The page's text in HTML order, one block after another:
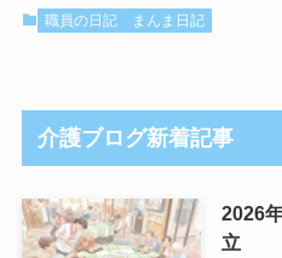
職員の日記 まんま日記
介護ブログ新着記事
2026
立